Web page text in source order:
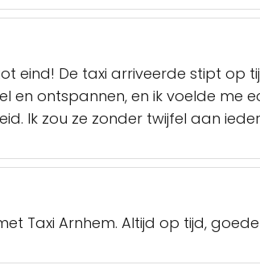
eind! De taxi arriveerde stipt op
en ontspannen, en ik voelde me
Ik zou ze zonder twijfel aan
Taxi Arnhem. Altijd op tijd,